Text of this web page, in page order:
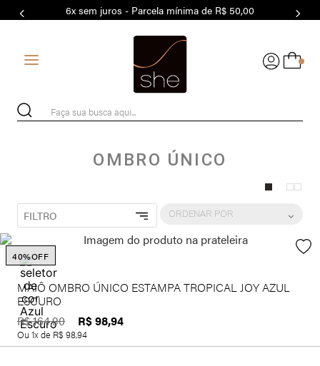
6x sem juros - Parcela mínima de R$ 50,00
0
Faça sua busca aqui...
OMBRO ÚNICO
FILTRO ORDENAR POR
MAIÔ OMBRO ÚNICO ESTAMPA TROPICAL JOY AZUL
ESCURO
40%OFF
R$164,90 R$98,94
Ou 1x de R$ 98,94
7º MODAL